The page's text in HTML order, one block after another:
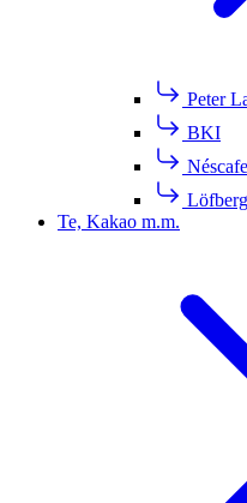
Peter
BKI
Néscafe
Te, Kakao m.m.